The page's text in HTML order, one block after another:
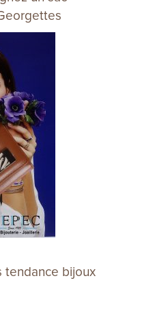
tendance bijoux